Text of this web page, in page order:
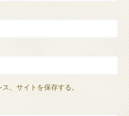
、サイトを保存する。